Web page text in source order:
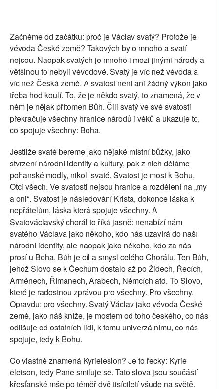
Začněme od začátku: proč je Václav svatý? Protože je
vévoda České země? Takových bylo mnoho a svatí
nejsou. Naopak svatých je mnoho i mezi jinými národy a
většinou to nebyli vévodové. Svatý je víc než vévoda a
víc než Česká země. A svatost není ani žádný výkon jako
třeba hod koulí. To, že je někdo svatý, to znamená, že v
něm je nějak přítomen Bůh. Čili svatý ve své svatosti
překračuje všechny hranice národů i věků a ukazuje to,
co spojuje všechny: Boha.
Jestliže svaté bereme jako nějaké místní bůžky, jako
stvrzení národní identity a kultury, pak z nich děláme
pohanské modly, nikoli svaté. Svatost je most k Bohu,
Otci všech. Ve svatosti nejsou hranice a rozdělení na „my
a oni“. Svatost je následování Krista, dokonce láska k
nepřátelům, láska která spojuje všechny. A
Svatováclavský chorál to říká jasně: nenabízí nám
svatého Václava jako někoho, kdo nás uzavírá do naší
národní identity, ale naopak jako někoho, kdo za nás
prosí u Boha. Bůh je cíl a smysl celého Chorálu. Ten Bůh,
jehož Slovo se k Čechům dostalo až po Židech, Řecích,
Arménech, Římanech, Arabech, Němcích atd. To Slovo,
které je radostnou zprávou pro všechny. Pro všechny.
Opravdu: pro všechny. Svatý Václav jako vévoda České
země, jako náš kníže, je mostem od toho českého, co nás
odlišuje od ostatních lidí, k tomu univerzálnímu, co nás
spojuje, tedy k Bohu.
Co vlastně znamená Kyrielesion? Je to řecky: Kyrie
eleison, tedy Pane smiluje se. Tato slova jsou součástí
křesťanské mše po téměř dvě tisíciletí všude na světě.